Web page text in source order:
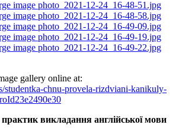
gallery online at:
studentka-chnu-provela-rizdviani-kanikuly-
викладання англійської мови